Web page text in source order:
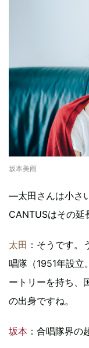
坂本美雨
―太田さんは小さ
CANTUSはその延
太田 ：そうです
唱隊（1951年設立
ートリーを持ち、
の出身ですね。
坂本 ：合唱隊界の